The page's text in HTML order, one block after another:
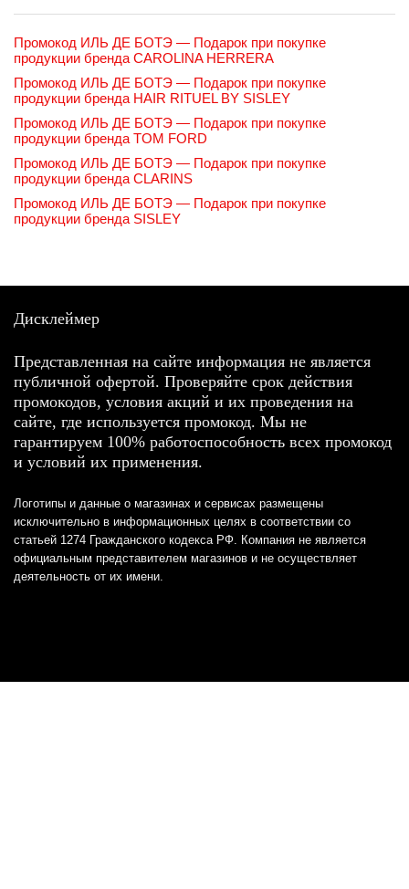
Промокод ИЛЬ ДЕ БОТЭ — Подарок при покупке
продукции бренда CAROLINA HERRERA
Промокод ИЛЬ ДЕ БОТЭ — Подарок при покупке
продукции бренда HAIR RITUEL BY SISLEY
Промокод ИЛЬ ДЕ БОТЭ — Подарок при покупке
продукции бренда TOM FORD
Промокод ИЛЬ ДЕ БОТЭ — Подарок при покупке
продукции бренда CLARINS
Промокод ИЛЬ ДЕ БОТЭ — Подарок при покупке
продукции бренда SISLEY
Дисклеймер
Представленная на сайте информация не является
публичной офертой. Проверяйте срок действия
промокодов, условия акций и их проведения на
сайте, где используется промокод. Мы не
гарантируем 100% работоспособность всех промокод
и условий их применения.
Логотипы и данные о магазинах и сервисах размещены
исключительно в информационных целях в соответствии со
статьей 1274 Гражданского кодекса РФ. Компания не является
официальным представителем магазинов и не осуществляет
деятельность от их имени.
Отказ от ответственности